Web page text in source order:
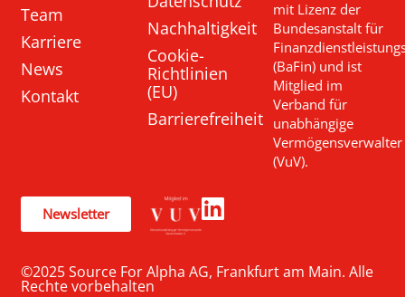
Team
Karriere
News
Kontakt
Nachhaltigkeit
Cookie-
Richtlinien
(EU)
Barrierefreiheit
mit Lizenz der
Bundesanstalt für
(BaFin) und ist
Mitglied im
Verband für
unabhängige
Vermögensverwalter
(VuV).
Newsletter
©2025 Source For Alpha AG, Frankfurt am Main. Alle
Rechte vorbehalten